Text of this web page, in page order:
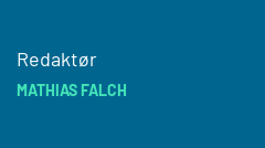
Redaktør
MATHIAS FALCH